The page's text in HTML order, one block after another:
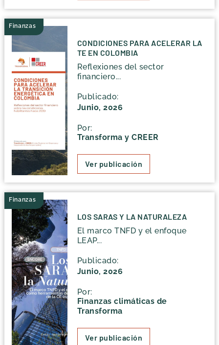
Finanzas
CONDICIONES PARA ACELERAR LA
TE EN COLOMBIA
Reflexiones del sector
financiero...
Publicado:
Junio, 2026
Por:
Transforma y CREER
Ver publicación
Finanzas
LOS SARAS Y LA NATURALEZA
El marco TNFD y el enfoque
LEAP...
Publicado:
Junio, 2026
Por:
Finanzas climáticas de
Transforma
Ver publicación